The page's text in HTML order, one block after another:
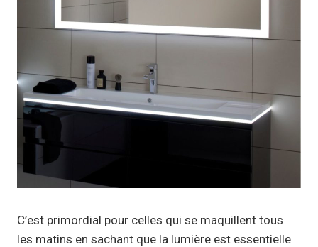
C’est primordial pour celles qui se maquillent tous
les matins en sachant que la lumière est essentielle